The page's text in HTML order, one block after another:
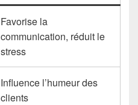
Favorise la
communication, réduit le
stress
Influence l’humeur des
clients